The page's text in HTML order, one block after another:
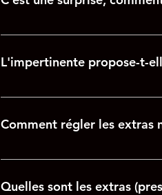
Nous sommes très discrets et
de notre parking privatif. Nous
L'impertinente propose-t-
L’impertinente propose un mini
Comment régler les extras
Les extras sont à régler lors du
Quelles sont les extras